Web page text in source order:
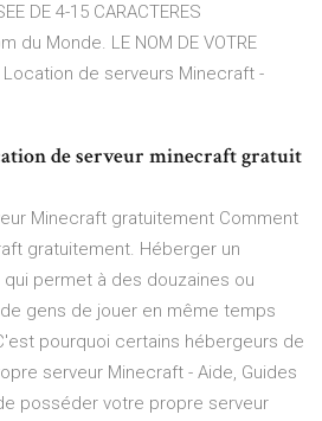
DE 4-15 CARACTERES
du Monde. LE NOM DE VOTRE
Location de serveurs Minecraft -
de serveur minecraft gratuit
Minecraft gratuitement Comment
gratuitement. Héberger un
permet à des douzaines ou
gens de jouer en même temps
pourquoi certains hébergeurs de
serveur Minecraft - Aide, Guides
posséder votre propre serveur